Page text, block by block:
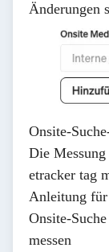
Änderungen
Onsite-
Die Messung
etracker tag
Anleitung für
Onsite-
messen